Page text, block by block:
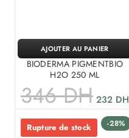
BIODERMA PIGMENTBIO
H2O 250 ML
346DH 232 DH
AJOUTER AU PANIER
-28%
Rupture de stock